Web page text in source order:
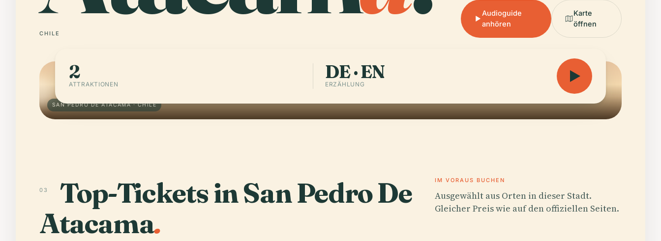
CHILE
Audioguide
anhören
Karte
öffnen
SAN PEDRO DE ATACAMA · CHILE
2
ATTRAKTIONEN
DE · EN
ERZÄHLUNG
03
Top-Tickets in San Pedro De
Atacama.
IM VORAUS BUCHEN
Ausgewählt aus Orten in dieser Stadt.
Gleicher Preis wie auf den offiziellen Seiten.